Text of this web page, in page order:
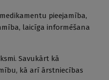
pieejamība,
laicīga informēšana
Savukārt kā
kā arī ārstniecības